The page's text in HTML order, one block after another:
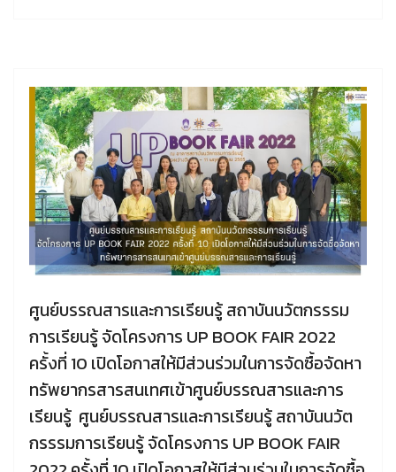
ศูนย์บรรณสารและการเรียนรู้ สถาบันนวัตกรรรม
การเรียนรู้ จัดโครงการ UP BOOK FAIR 2022
ครั้งที่ 10 เปิดโอกาสให้มีส่วนร่วมในการจัดซื้อจัดหา
ทรัพยากรสารสนเทศเข้าศูนย์บรรณสารและการ
เรียนรู้ ศูนย์บรรณสารและการเรียนรู้ สถาบันนวัต
กรรรมการเรียนรู้ จัดโครงการ UP BOOK FAIR